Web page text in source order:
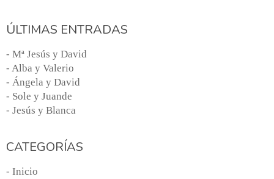
ÚLTIMAS ENTRADAS
- Mª Jesús y David
- Alba y Valerio
- Ángela y David
- Sole y Juande
- Jesús y Blanca
CATEGORÍAS
- Inicio